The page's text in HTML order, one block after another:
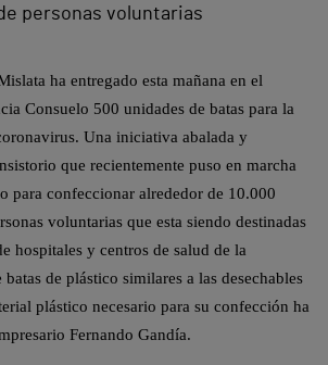
personas voluntarias
ha entregado esta mañana en el
Consuelo 500 unidades de batas para la
Una iniciativa abalada y
que recientemente puso en marcha
para confeccionar alrededor de 10.000
voluntarias que esta siendo destinadas
hospitales y centros de salud de la
de plástico similares a las desechables
plástico necesario para su confección ha
Fernando Gandía.